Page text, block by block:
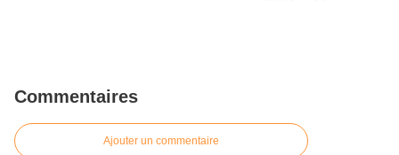
Commentaires
Ajouter un commentaire